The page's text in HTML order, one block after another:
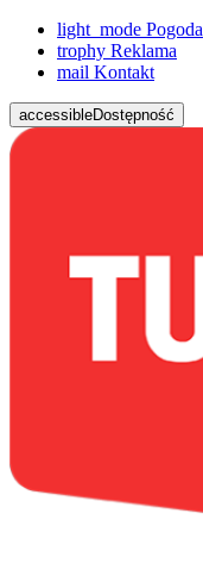
light_mode Pogoda
trophy Reklama
mail Kontakt
accessibleDostępność